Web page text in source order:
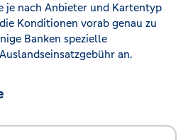
je nach Anbieter und Kartentyp
Konditionen vorab genau zu
Banken spezielle
an.